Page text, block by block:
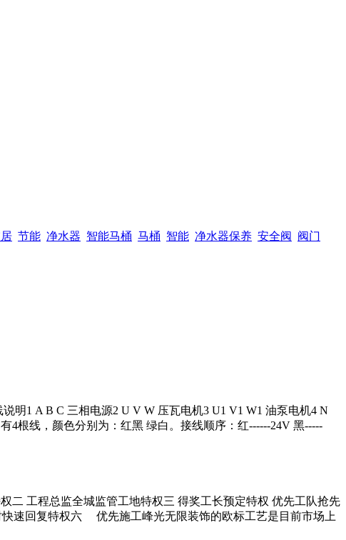
节能 净水器 智能马桶 马桶 智能 净水器保养 安全阀 阀门
明1 A B C 三相电源2 U V W 压瓦电机3 U1 V1 W1 油泵电机4 N
根线，颜色分别为：红黑 绿白。接线顺序：红------24V 黑-----
二 工程总监全城监管工地特权三 得奖工长预定特权 优先工队抢先
速回复特权六 优先施工峰光无限装饰的欧标工艺是目前市场上